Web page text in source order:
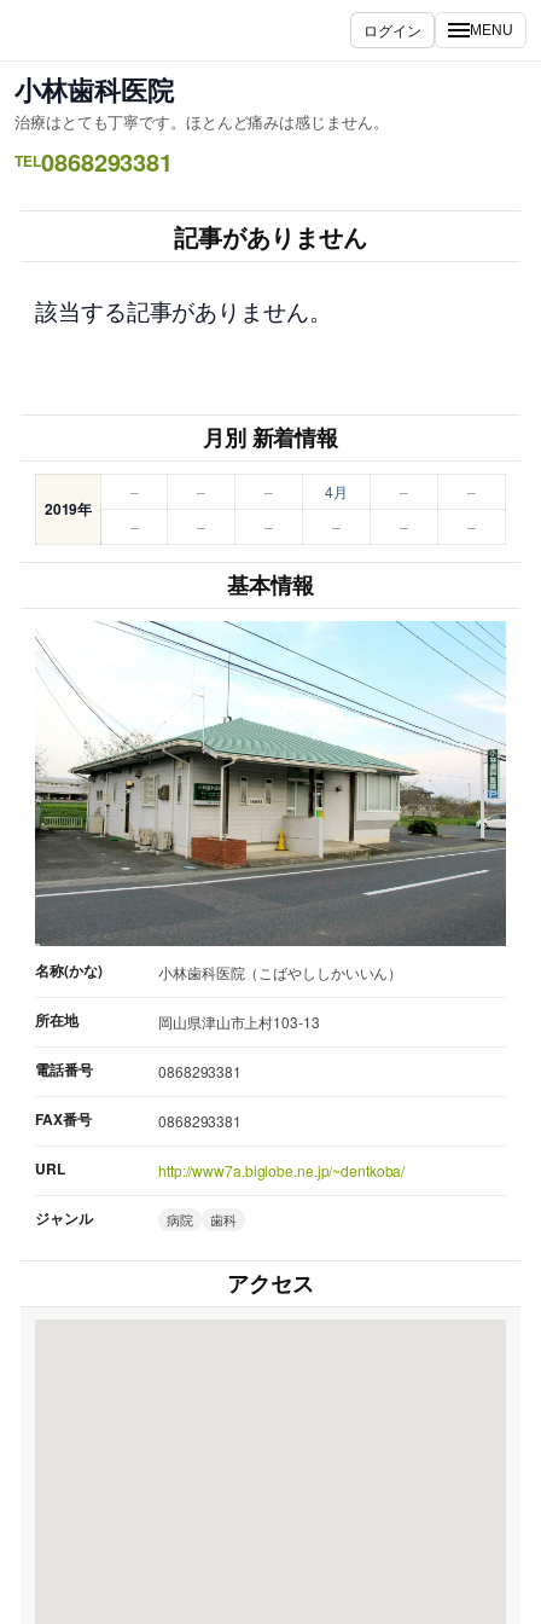
ス
キ
ッ
ログイン MENU
小林歯科医院
治療はとても丁寧です。ほとんど痛みは感じません。
TEL0868293381
記事がありません
該当する記事がありません。
月別 新着情報
2019年
– – – 4月 –
–
–
– – – – –
基本情報
名称(かな) 小林歯科医院（こばやししかいいん）
所在地 岡山県津山市上村103-13
電話番号 0868293381
FAX番号 0868293381
URL http://www7a.biglobe.ne.jp/~dentkoba/
ジャンル 病院 歯科
アクセス